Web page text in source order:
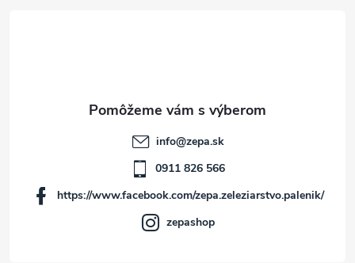
info@zepa.sk
0911 826 566
https://www.facebook.com/zepa.zeleziarstvo.palenik/
zepashop